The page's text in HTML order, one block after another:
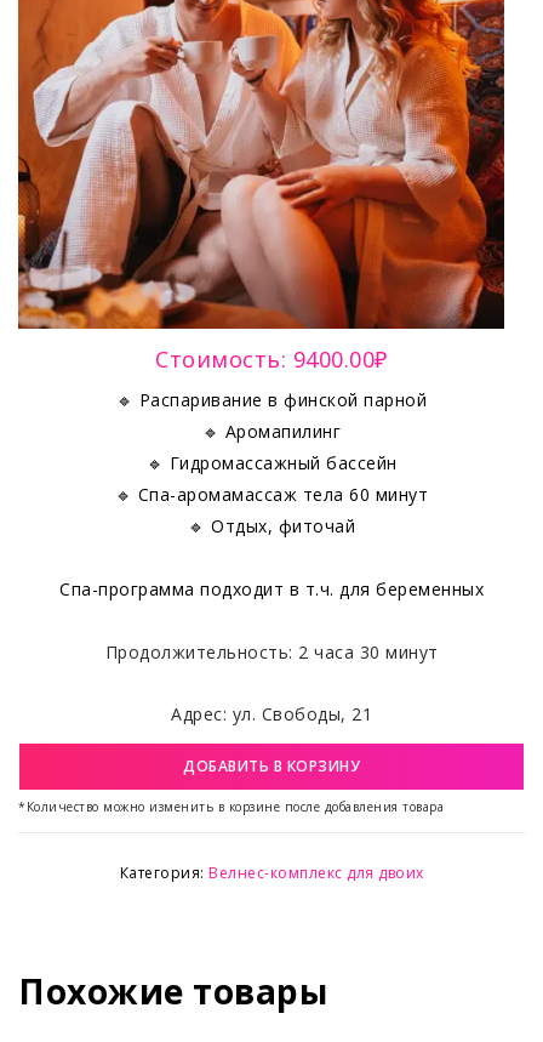
Стоимость: 9400.00₽
🔹 Распаривание в финской парной
🔹 Аромапилинг
🔹 Гидромассажный бассейн
🔹 Спа-аромамассаж тела 60 минут
🔹 Отдых, фиточай
Спа-программа подходит в т.ч. для беременных
Продолжительность: 2 часа 30 минут
Адрес: ул. Свободы, 21
ДОБАВИТЬ В КОРЗИНУ
*Количество можно изменить в корзине после добавления товара
Категория: Велнес-комплекс для двоих
Похожие товары